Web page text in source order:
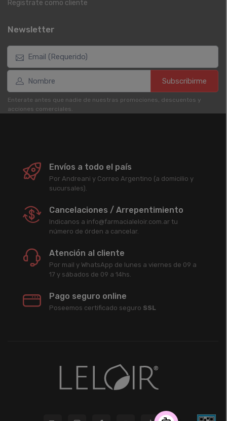
Registrate como cliente
Newsletter
Subscribirme
Enterate antes que nadie de nuestras promociones, descuentos y
acciones comerciales.
Envíos a todo el país
Por Andreani y Correo Argentino (a domicilio y
sucursales).
Cancelaciones / Arrepentimiento
Indicanos a info@farmacialeloir.com.ar tu
número de órden a cancelar.
Atención al cliente
Por mail y WhatsApp de lunes a viernes de 09 a
17 y sábados de 09 a 14hs.
Pago seguro online
Poseemos certificado seguro SSL